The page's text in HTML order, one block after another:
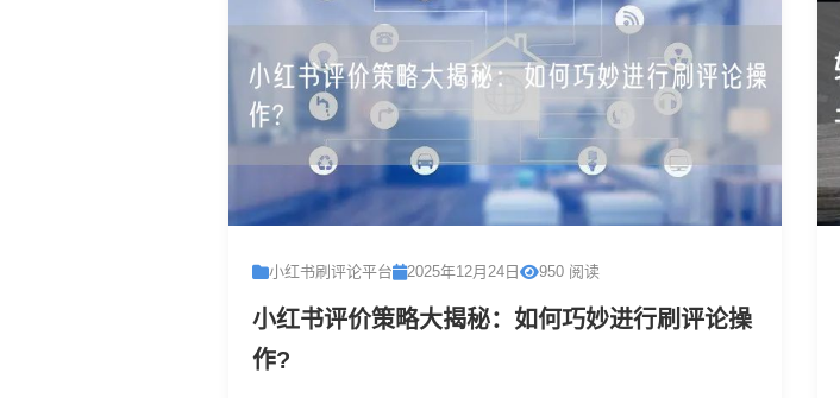
小红书刷评论平台 2025年12月24日 950 阅读
小红书评价策略大揭秘：如何巧妙进行刷评论操
作?